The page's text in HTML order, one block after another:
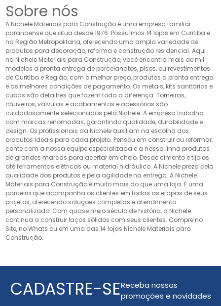
Sobre nós
A Nichele Materiais para Construção é uma empresa familiar
paranaense que atua desde 1976. Possuímos 14 lojas em Curitiba e
na Região Metropolitana, oferecendo uma ampla variedade de
produtos para decoração, reforma e construção residencial. Aqui
na Nichele Materiais para Construção, você encontra mais de mil
modelos a pronta entrega de porcelanatos, pisos, ou revestimentos
de Curitiba e Região, com o melhor preço, produtos a pronta entrega
e as melhores condições de pagamento. Os metais, kits sanitários e
cubas são detalhes que fazem toda a diferença. Torneiras,
chuveiros, válvulas e acabamentos e acessórios são
cuidadosamente selecionados pela Nichele. A empresa trabalha
com marcas renomadas, garantindo qualidade, durabilidade e
design. Os profissionais da Nichele auxiliam na escolha dos
produtos ideais para cada projeto. Pensou em construir ou reformar,
conte com a nossa equipe especializada e a nossa linha produtos
de grandes marcas para acertar em cheio. Desde cimento e tijolos
até ferramentas elétricas ou material hidráulico. A Nichele preza pela
qualidade dos produtos e pela agilidade na entrega. A Nichele
Materiais para Construção é muito mais do que uma loja. É uma
parceira que acompanha os clientes em todas as etapas de seus
projetos, oferecendo soluções completas e atendimento
personalizado. Com quase meio século de história, a Nichele
continua a construir laços sólidos com seus clientes. Compre no
Site, no Whats ou em uma das 14 lojas Nichele Materiais para
Construção.
CADASTRE-SEReceba nossas
promoções e novidades